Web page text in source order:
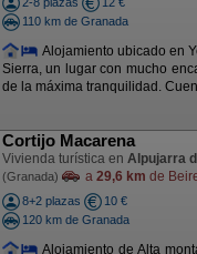
110 km de Granada
Alojamiento ubicado en
Sierra, un lugar con mucho
de la máxima tranquilidad.
Cortijo Macarena
Vivienda turística en Alpujarra
(Granada) a 29,6 km de
8+2 plazas
10 €
120 km de Granada
Alojamiento de Alta